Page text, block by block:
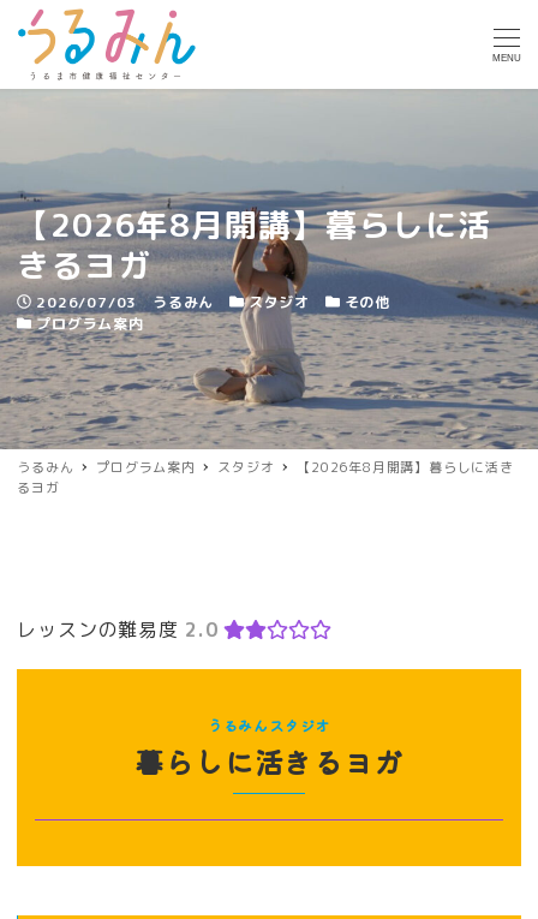
MENU
【2026年8月開講】暮らしに活
きるヨガ
投稿日
2026/07/03 著者
うるみん カテゴリー
スタジオ カテゴリー
その他
カテゴリー
プログラム案内
うるみん プログラム案内 スタジオ
【2026年8月開講】暮らしに活き
るヨガ
レッスンの難易度 2.0
うるみんスタジオ
暮らしに活きるヨガ